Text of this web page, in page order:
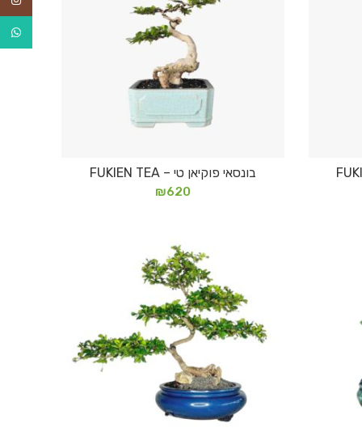
הוספה לסל
בונסאי פוקיאן טי – FUKIEN TEA
₪620